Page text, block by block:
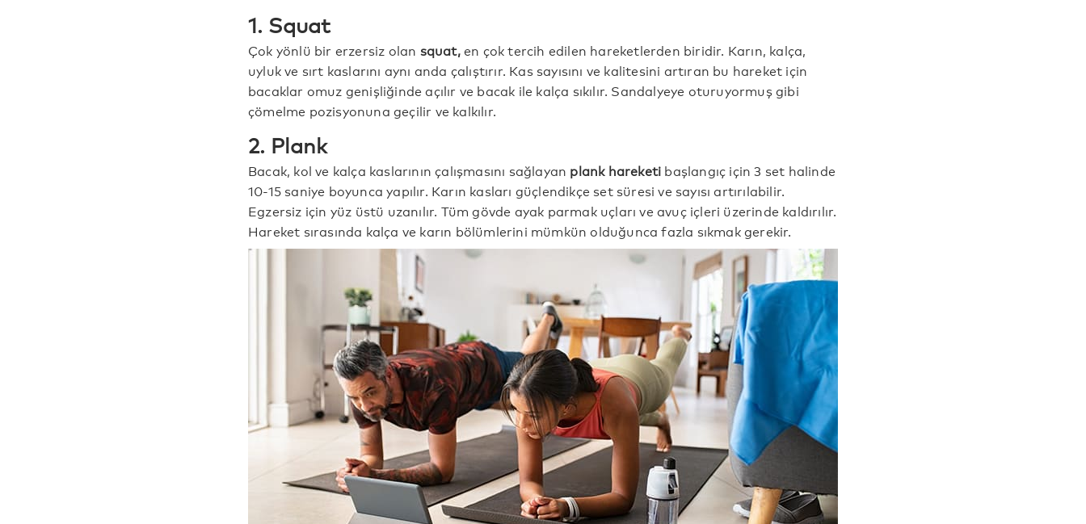
1. Squat
Çok yönlü bir erzersiz olan squat,en çok tercih edilen hareketlerden biridir. Karın, kalça,
uyluk ve sırt kaslarını aynı anda çalıştırır. Kas sayısını ve kalitesini artıran bu hareket için
bacaklar omuz genişliğinde açılır ve bacak ile kalça sıkılır. Sandalyeye oturuyormuş gibi
çömelme pozisyonuna geçilir ve kalkılır.
2. Plank
Bacak, kol ve kalça kaslarının çalışmasını sağlayan plank hareketi başlangıç için 3 set halinde
10-15 saniye boyunca yapılır. Karın kasları güçlendikçe set süresi ve sayısı artırılabilir.
Egzersiz için yüz üstü uzanılır. Tüm gövde ayak parmak uçları ve avuç içleri üzerinde kaldırılır.
Hareket sırasında kalça ve karın bölümlerini mümkün olduğunca fazla sıkmak gerekir.